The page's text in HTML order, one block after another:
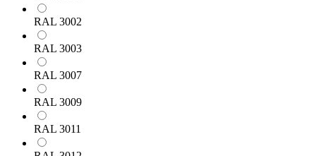
RAL 3002
RAL 3003
RAL 3007
RAL 3009
RAL 3011